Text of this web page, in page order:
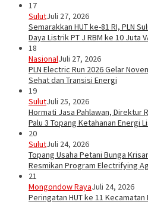
17
SulutJuli 27, 2026
Semarakkan HUT ke-81 RI, PLN
Daya Listrik PT J RBM ke 10 Juta
18
NasionalJuli 27, 2026
PLN Electric Run 2026 Gelar
Sehat dan Transisi Energi
19
SulutJuli 25, 2026
Hormati Jasa Pahlawan, Direktur
Palu 3 Topang Ketahanan Energi
20
SulutJuli 24, 2026
Topang Usaha Petani Bunga
Resmikan Program Electrifying
21
Mongondow RayaJuli 24, 2026
Peringatan HUT ke 11